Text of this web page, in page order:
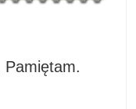
Pamiętam.